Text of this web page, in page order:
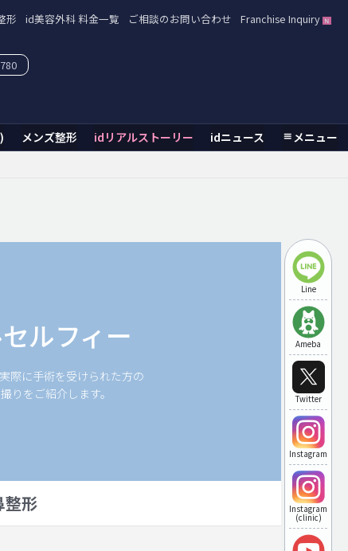
形 id美容外科 料金一覧 ご相談のお問い合わせ Franchise Inquiry
メンズ整形 idリアルストーリー idニュース メニュー
Line
Ameba
Twitter
Instagram
Instagram
(clinic)
ルフィー
際に手術を受けられた方の
りをご紹介します。
整形